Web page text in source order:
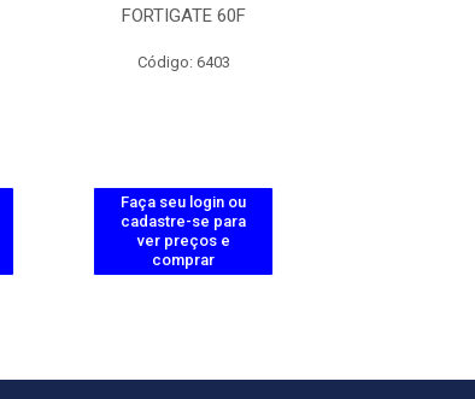
FORTIGATE 60F
Código: 6403
Faça seu login ou
cadastre-se para
ver preços e
comprar